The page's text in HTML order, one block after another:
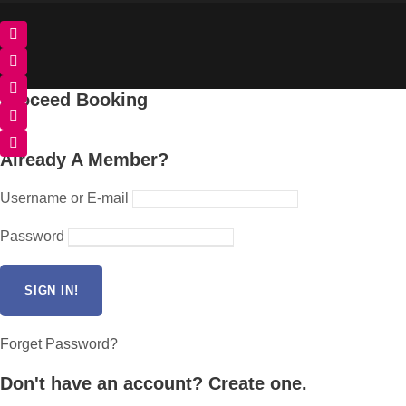
Proceed Booking
Already A Member?
Username or E-mail
Password
Forget Password?
Don't have an account? Create one.